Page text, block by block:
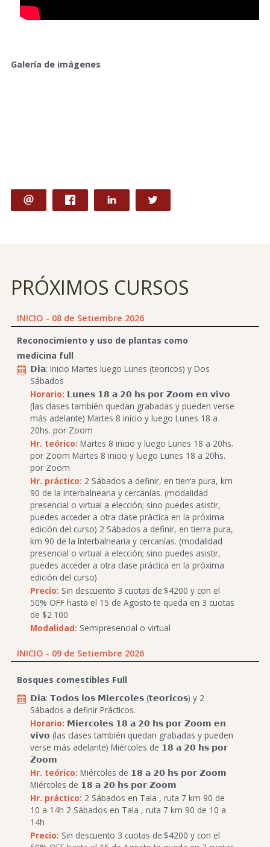
Galería de imágenes
PRÓXIMOS CURSOS
INICIO - 08 de Setiembre 2026
Reconocimiento y uso de plantas como
medicina full
𝗗𝗶𝗮: Inicio Martes luego Lunes (teoricos) y Dos
Sábados
Horario: 𝗟𝘂𝗻𝗲𝘀 𝟭𝟴 𝗮 𝟮𝟬 𝗵𝘀 𝗽𝗼𝗿 𝗭𝗼𝗼𝗺 𝗲𝗻 𝘃𝗶𝘃𝗼
(las clases también quedan grabadas y pueden verse
más adelante) Martes 8 inicio y luego Lunes 18 a
20hs. por Zoom
Hr. teórico: Martes 8 inicio y luego Lunes 18 a 20hs.
por Zoom Martes 8 inicio y luego Lunes 18 a 20hs.
por Zoom
Hr. práctico: 2 Sábados a definir, en tierra pura, km
90 de la Interbalnearia y cercanías. (modalidad
presencial o virtual a elección; sino puedes asistir,
puedes acceder a otra clase práctica en la próxima
edición del curso) 2 Sábados a definir, en tierra pura,
km 90 de la Interbalnearia y cercanías. (modalidad
presencial o virtual a elección; sino puedes asistir,
puedes acceder a otra clase práctica en la próxima
edición del curso)
Precio: Sin descuento 3 cuotas de:$4200 y con el
50% OFF hasta el 15 de Agosto te queda en 3 cuotas
de $2.100
Modalidad: Semipresencial o virtual
INICIO - 09 de Setiembre 2026
Bosques comestibles Full
𝗗𝗶𝗮: 𝗧𝗼𝗱𝗼𝘀 𝗹𝗼𝘀 𝗠𝗶𝗲𝗿𝗰𝗼𝗹𝗲𝘀 (𝘁𝗲𝗼𝗿𝗶𝗰𝗼𝘀) y 2
Sábados a definir Prácticos.
Horario: 𝗠𝗶𝗲𝗿𝗰𝗼𝗹𝗲𝘀 𝟭𝟴 𝗮 𝟮𝟬 𝗵𝘀 𝗽𝗼𝗿 𝗭𝗼𝗼𝗺 𝗲𝗻
𝘃𝗶𝘃𝗼 (las clases también quedan grabadas y pueden
verse más adelante) Miércoles de 𝟭𝟴 𝗮 𝟮𝟬 𝗵𝘀 𝗽𝗼𝗿
𝗭𝗼𝗼𝗺
Hr. teórico: Miércoles de 𝟭𝟴 𝗮 𝟮𝟬 𝗵𝘀 𝗽𝗼𝗿 𝗭𝗼𝗼𝗺
Miércoles de 𝟭𝟴 𝗮 𝟮𝟬 𝗵𝘀 𝗽𝗼𝗿 𝗭𝗼𝗼𝗺
Hr. práctico: 2 Sábados en Tala , ruta 7 km 90 de
10 a 14h 2 Sábados en Tala , ruta 7 km 90 de 10 a
14h
Precio: Sin descuento 3 cuotas de:$4200 y con el